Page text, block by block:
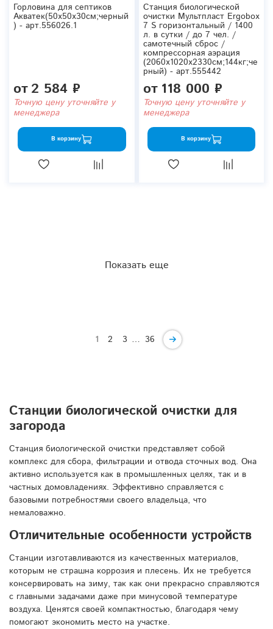
Горловина для септиков
Акватек(50x50x30см;черный
) - арт.556026.1
от2 584 ₽
Точную цену уточняйте у
менеджера
В корзину
Станция биологической
очистки Мультпласт Ergobox
7 S горизонтальный / 1400
л. в сутки / до 7 чел. /
самотечный сброс /
компрессорная аэрация
(2060x1020x2330см;144кг;че
рный) - арт.555442
от 118 000 ₽
Точную цену уточняйте у
менеджера
В корзину
Показать еще
1 2 3 … 36
Станции биологической очистки для
загорода
Станция биологической очистки представляет собой
комплекс для сбора, фильтрации и отвода сточных вод. Она
активно используется как в промышленных целях, так и в
частных домовладениях. Эффективно справляется с
базовыми потребностями своего владельца, что
немаловажно.
Отличительные особенности устройств
Станции изготавливаются из качественных материалов,
которым не страшна коррозия и плесень. Их не требуется
консервировать на зиму, так как они прекрасно справляются
с главными задачами даже при минусовой температуре
воздуха. Ценятся своей компактностью, благодаря чему
помогают экономить место на участке.